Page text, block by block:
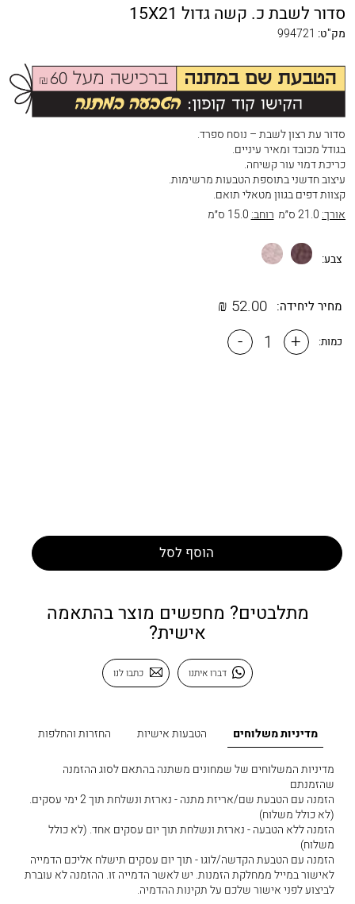
סדור לשבת כ. קשה גדול 15X21
מק"ט: 994721
סדור עת רצון לשבת – נוסח ספרד.
בגודל מכובד ומאיר עיניים.
כריכת דמוי עור קשיחה.
עיצוב חדשני בתוספת הטבעות מרשימות.
קצוות דפים בגוון מטאלי תואם.
אורך: 21.0 ס״מ רוחב: 15.0 ס״מ
צבע:
חום כספסף
מחיר ליחידה: 52.00
₪
כמות: +
-
הוסף לסל
מתלבטים? מחפשים מוצר בהתאמה
אישית?
דברו איתנו כתבו לנו
מדיניות משלוחים הטבעות אישיות החזרות והחלפות
מדיניות המשלוחים של שמחונים משתנה בהתאם לסוג ההזמנה
שהזמנתם
הזמנה עם הטבעת שם/אריזת מתנה - נארזת ונשלחת תוך 2 ימי עסקים.
(לא כולל משלוח)
הזמנה ללא הטבעה - נארזת ונשלחת תוך יום עסקים אחד. (לא כולל
משלוח)
הזמנה עם הטבעת הקדשה/לוגו - תוך יום עסקים תישלח אליכם הדמייה
לאישור במייל ממחלקת הזמנות. יש לאשר הדמייה זו. ההזמנה לא עוברת
לביצוע לפני אישור שלכם על תקינות ההדמיה.